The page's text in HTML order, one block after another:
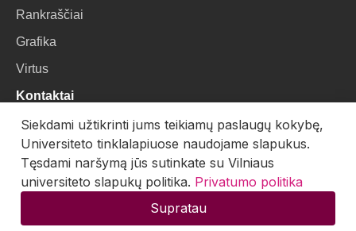
Rankraščiai
Grafika
Virtus
Kontaktai
Universiteto g. 3, LT-01122, Vilnius
El. paštas:skaitmenines.kolekcijos@mb.vu.lt
Siekdami užtikrinti jums teikiamų paslaugų kokybę,
Universiteto tinklalapiuose naudojame slapukus.
Tęsdami naršymą jūs sutinkate su Vilniaus
universiteto slapukų politika. Privatumo politika
Supratau